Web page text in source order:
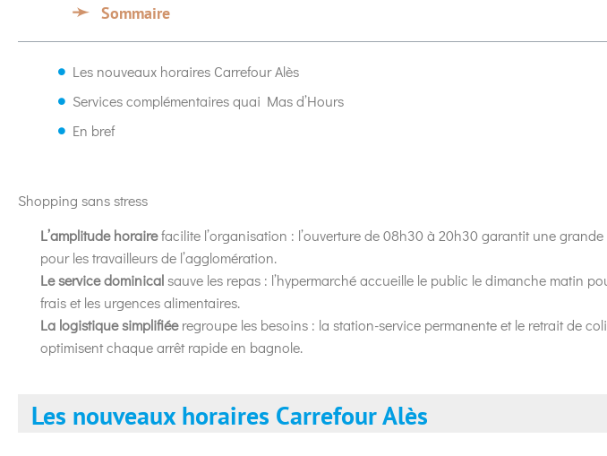
Sommaire
Les nouveaux horaires Carrefour Alès
Services complémentaires quai Mas d’Hours
En bref
Shopping sans stress
L’amplitude horairefacilite l’organisation : l’ouverture de 08h30 à 20h30 garantit une
pour les travailleurs de l’agglomération.
Le service dominicalsauve les repas : l’hypermarché accueille le public le dimanche matin
frais et les urgences alimentaires.
La logistique simplifiéeregroupe les besoins : la station-service permanente et le retrait de
optimisent chaque arrêt rapide en bagnole.
Les nouveaux horaires Carrefour Alès